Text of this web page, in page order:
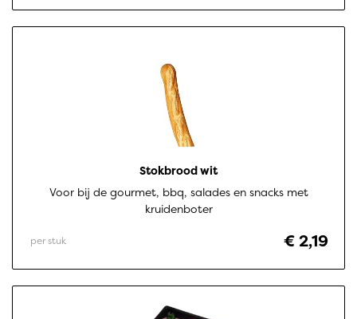
Stokbrood wit
Voor bij de gourmet, bbq, salades en snacks met
kruidenboter
€ 2,19
per stuk